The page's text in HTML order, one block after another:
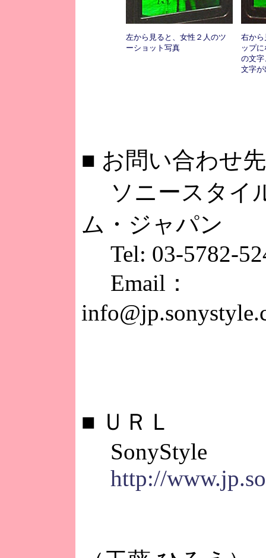
左から見ると、女性２人のツ
ーショット写真
右から
ップ
の文字
文字が
■ お問い合わせ先
ソニースタイ
ム・ジャパン
Tel: 03-5782-
Email：
■ ＵＲＬ
SonyStyle
http://